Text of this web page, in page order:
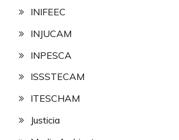
INIFEEC
INJUCAM
INPESCA
ISSSTECAM
ITESCHAM
Justicia